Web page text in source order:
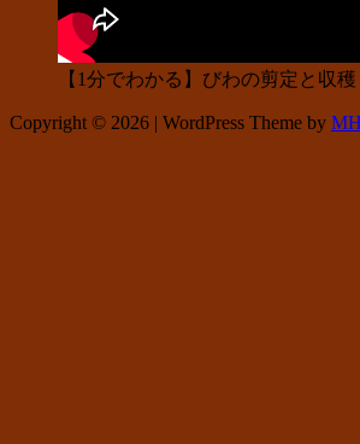
【1分でわかる】びわの剪定と収穫
Copyright © 2026 | WordPress Theme by